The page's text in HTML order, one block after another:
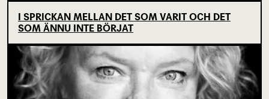
I SPRICKAN MELLAN DET SOM VARIT OCH DET
SOM ÄNNU INTE BÖRJAT